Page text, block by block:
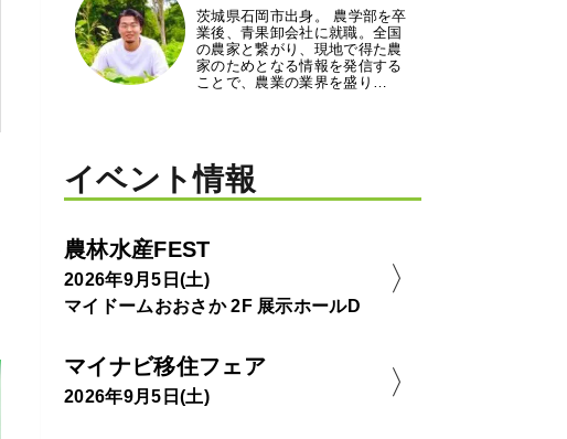
茨城県石岡市出身。 農学部を卒
業後、青果卸会社に就職。全国
の農家と繋がり、現地で得た農
家のためとなる情報を発信する
ことで、農業の業界を盛り…
イベント情報
農林水産FEST
2026年9月5日(土)
マイドームおおさか 2F 展示ホールD
マイナビ移住フェア
2026年9月5日(土)